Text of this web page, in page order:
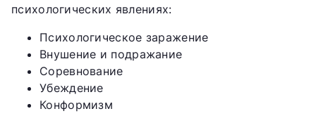
психологических явлениях:
Психологическое заражение
Внушение и подражание
Соревнование
Убеждение
Конформизм